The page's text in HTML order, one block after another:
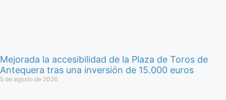
Mejorada la accesibilidad de la Plaza de Toros de
Antequera tras una inversión de 15.000 euros
5 de agosto de 2026